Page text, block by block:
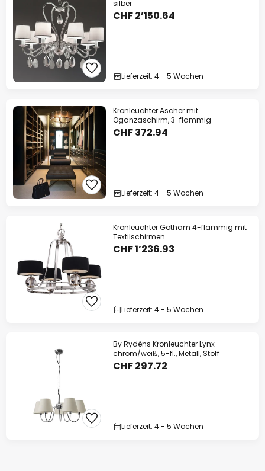
silber
CHF 2’150.64
Lieferzeit: 4 - 5 Wochen
Kronleuchter Ascher mit
Oganzaschirm, 3-flammig
CHF 372.94
Lieferzeit: 4 - 5 Wochen
Kronleuchter Gotham 4-flammig mit
Textilschirmen
CHF 1’236.93
Lieferzeit: 4 - 5 Wochen
By Rydéns Kronleuchter Lynx
chrom/weiß, 5-fl., Metall, Stoff
CHF 297.72
Lieferzeit: 4 - 5 Wochen